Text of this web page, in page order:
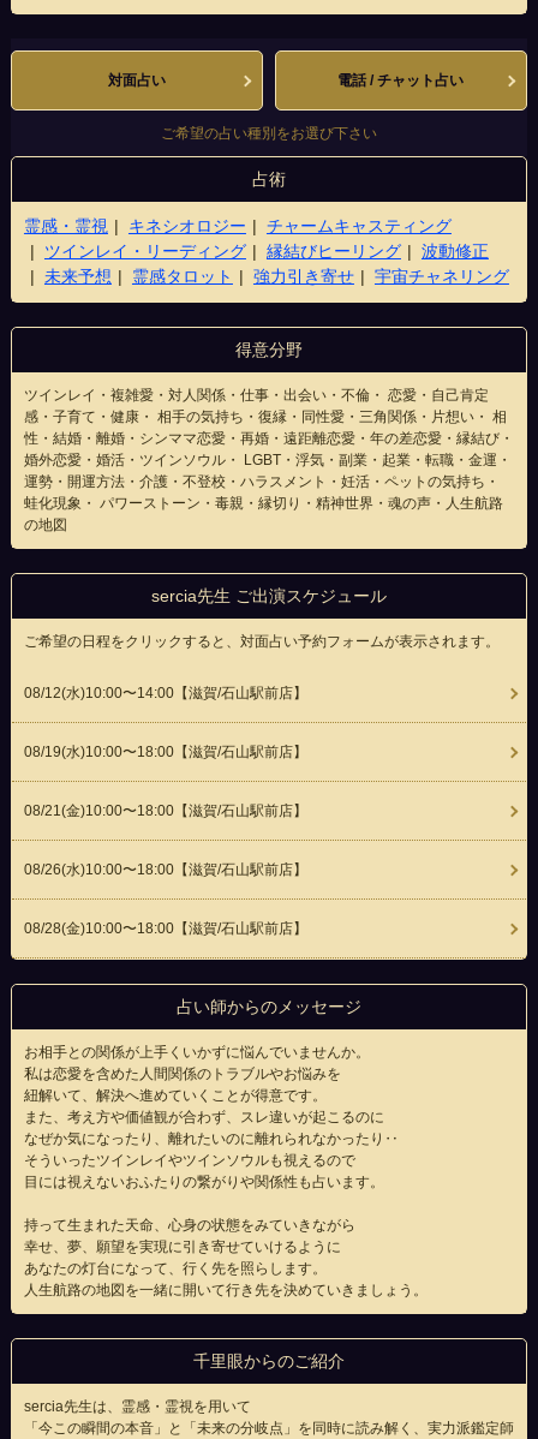
対面占い 電話 / チャット占い
ご希望の占い種別をお選び下さい
占術
霊感・霊視 キネシオロジー
チャームキャスティング
ツインレイ・リーディング
縁結びヒーリング
波動修正
未来予想
霊感タロット 強力引き寄せ 宇宙チャネリング
得意分野
ツインレイ・複雑愛・対人関係・仕事・出会い・不倫・ 恋愛・自己肯定
感・子育て・健康・ 相手の気持ち・復縁・同性愛・三角関係・片想い・ 相
性・結婚・離婚・シンママ恋愛・再婚・遠距離恋愛・年の差恋愛・縁結び・
婚外恋愛・婚活・ツインソウル・ LGBT・浮気・副業・起業・転職・金運・
運勢・開運方法・介護・不登校・ハラスメント・妊活・ペットの気持ち・
蛙化現象・ パワーストーン・毒親・縁切り・精神世界・魂の声・人生航路
の地図
sercia先生 ご出演スケジュール
ご希望の日程をクリックすると、対面占い予約フォームが表示されます。
08/12(水)10:00〜14:00【滋賀/石山駅前店】
08/19(水)10:00〜18:00【滋賀/石山駅前店】
08/21(金)10:00〜18:00【滋賀/石山駅前店】
08/26(水)10:00〜18:00【滋賀/石山駅前店】
08/28(金)10:00〜18:00【滋賀/石山駅前店】
占い師からのメッセージ
お相手との関係が上手くいかずに悩んでいませんか。
私は恋愛を含めた人間関係のトラブルやお悩みを
紐解いて、解決へ進めていくことが得意です。
また、考え方や価値観が合わず、スレ違いが起こるのに
なぜか気になったり、離れたいのに離れられなかったり‥
そういったツインレイやツインソウルも視えるので
目には視えないおふたりの繋がりや関係性も占います。
持って生まれた天命、心身の状態をみていきながら
幸せ、夢、願望を実現に引き寄せていけるように
あなたの灯台になって、行く先を照らします。
人生航路の地図を一緒に開いて行き先を決めていきましょう。
千里眼からのご紹介
sercia先生は、霊感・霊視を用いて
「今この瞬間の本音」と「未来の分岐点」を同時に読み解く、実力派鑑定師